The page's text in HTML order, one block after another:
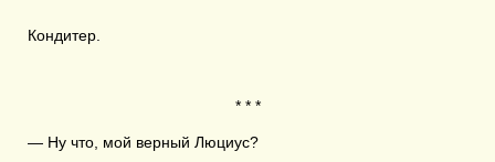
Кондитер.
* * *
— Ну что, мой верный Люциус?